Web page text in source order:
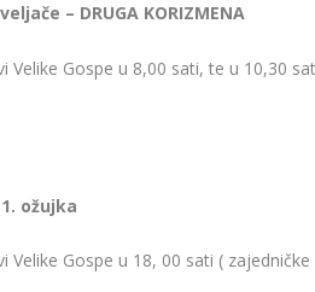
– DRUGA KORIZMENA
Velike Gospe u 8,00 sati, te u 10,30
ožujka
Velike Gospe u 18, 00 sati (